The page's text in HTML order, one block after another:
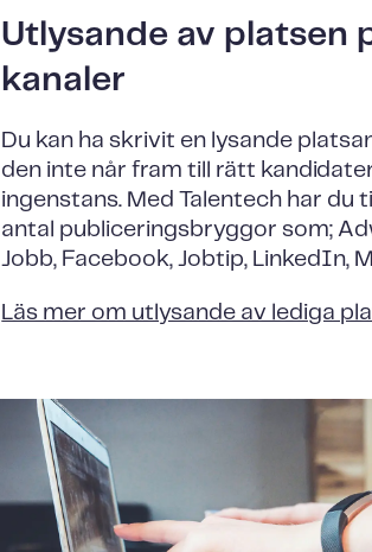
Utlysande av platsen
kanaler
Du kan ha skrivit en lysande
den inte når fram till rätt
ingenstans. Med Talentech har du
antal publiceringsbryggor som;
Jobb, Facebook, Jobtip, LinkedIn,
Läs mer om utlysande av lediga